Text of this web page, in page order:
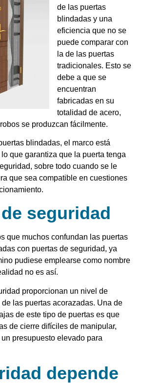
de las puertas
blindadas y una
eficiencia que no se
puede comparar con
la de las puertas
tradicionales. Esto se
debe a que se
encuentran
fabricadas en su
totalidad de acero,
se produzcan fácilmente.
blindadas, el marco está
que garantiza que la puerta tenga
sobre todo cuando se le
que sea compatible en cuestiones
seguridad
que muchos confundan las puertas
con puertas de seguridad, ya
pudiese emplearse como nombre
no es así.
proporcionan un nivel de
las puertas acorazadas. Una de
de este tipo de puertas es que
de cierre difíciles de manipular,
presupuesto elevado para
depende